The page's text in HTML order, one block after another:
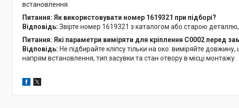
встановлення.
Питання: Як використовувати номер 1619321 при підборі?
Відповідь: Звірте номер 1619321 з каталогом або старою
Питання: Які параметри виміряти для кріплення C0002 перед
Відповідь: Не підбирайте кліпсу тільки на око: виміряйте
напрям встановлення, тип засувки та стан отвору в місці монтажу.